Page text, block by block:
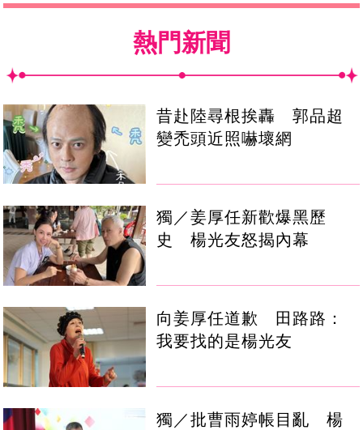
熱門新聞
昔赴陸尋根挨轟 郭品超
變禿頭近照嚇壞網
獨／姜厚任新歡爆黑歷
史 楊光友怒揭內幕
向姜厚任道歉 田路路：
我要找的是楊光友
獨／批曹雨婷帳目亂 楊